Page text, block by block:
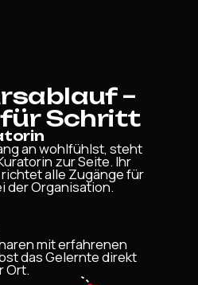
–
Schritt
an wohlfühlst, steht
zur Seite. Ihr
alle Zugänge für
der Organisation.
mit erfahrenen
das Gelernte direkt
Ort.